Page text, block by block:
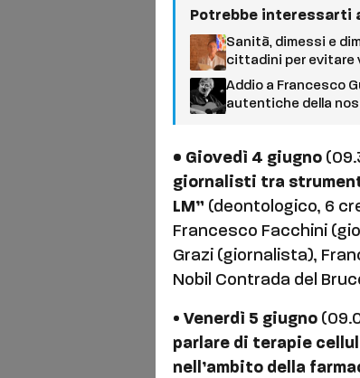
Potrebbe interessarti
Sanità, dimessi e
cittadini per evitare
Addio a Francesco
autentiche della
• Giovedì 4 giugno
giornalisti tra
LM” (deontologico, 6
Francesco Facchini
Grazi (giornalista),
Nobil Contrada del
• Venerdì 5 giugno
parlare di terapie
nell’ambito della